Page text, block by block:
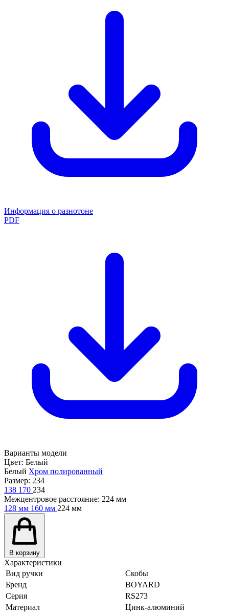
Информация о разнотоне
PDF
Варианты модели
Цвет: Белый
Белый Хром полированный
Размер: 234
138 170 234
Межцентровое расстояние: 224 мм
128 мм 160 мм 224 мм
В корзину
Характеристики
Вид ручки
Скобы
Бренд
BOYARD
Серия
RS273
Материал
Цинк-алюминий